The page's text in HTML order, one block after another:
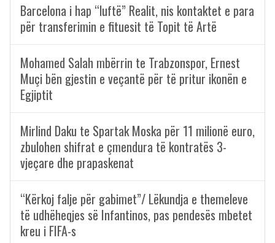
Barcelona i hap “luftë” Realit, nis kontaktet e para
për transferimin e fituesit të Topit të Artë
Mohamed Salah mbërrin te Trabzonspor, Ernest
Muçi bën gjestin e veçantë për të pritur ikonën e
Egjiptit
Mirlind Daku te Spartak Moska për 11 milionë euro,
zbulohen shifrat e çmendura të kontratës 3-
vjeçare dhe prapaskenat
“Kërkoj falje për gabimet”/ Lëkundja e themeleve
të udhëheqjes së Infantinos, pas pendesës mbetet
kreu i FIFA-s